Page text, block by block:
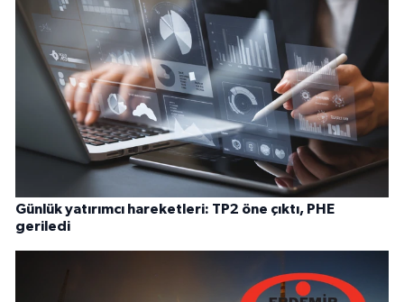
Günlük yatırımcı hareketleri: TP2 öne çıktı, PHE
geriledi